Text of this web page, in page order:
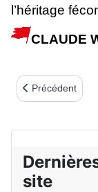
l’héritage
CLAUDE
Article
Précédent
site